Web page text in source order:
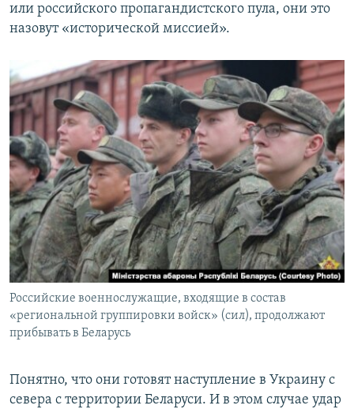
или российского пропагандистского пула, они это
назовут «исторической миссией».
Российские военнослужащие, входящие в состав
«региональной группировки войск» (сил), продолжают
прибывать в Беларусь
Понятно, что они готовят наступление в Украину с
севера с территории Беларуси. И в этом случае удар